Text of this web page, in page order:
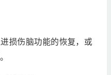
损伤脑功能的恢复，或